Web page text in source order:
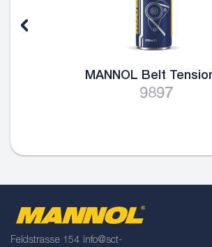
MANNOL Belt
9897
Feldstrasse 154 info@sct-